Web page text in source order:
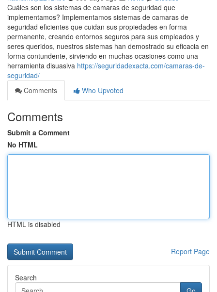
Cuáles son los sistemas de camaras de seguridad que
implementamos? Implementamos sistemas de camaras de
seguridad eficientes que cuidan sus propiedades en forma
permanente, creando entornos seguros para sus empleados y
seres queridos, nuestros sistemas han demostrado su eficacia en
forma contundente, sirviendo en muchas ocasiones como una
herramienta disuasiva https://seguridadexacta.com/camaras-de-
seguridad/
Comments
Who Upvoted
Comments
Submit a Comment
No HTML
HTML is disabled
Report Page
Search